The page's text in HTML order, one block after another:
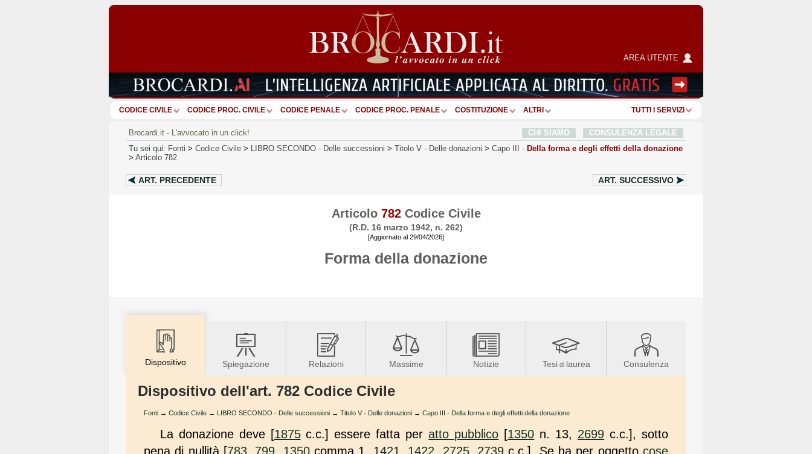
AREA UTENTE
CODICE CIVILE CODICE PROC. CIVILE CODICE PENALE CODICE PROC. PENALE COSTITUZIONE ALTRI TUTTI I SERVIZI
Brocardi.it - L'avvocato in un click! CHI SIAMO
CONSULENZA LEGALE
Tu sei qui: Fonti > Codice Civile > LIBRO SECONDO - Delle successioni > Titolo V - Delle donazioni > Capo III - Della forma e degli effetti della donazione
> Articolo 782
ART. PRECEDENTE ART. SUCCESSIVO
Articolo 782Codice Civile
(R.D. 16 marzo 1942, n. 262)
[Aggiornato al 29/04/2026]
Forma della donazione
Dispositivo Spiegazione Relazioni Massime Notizie Tesidi laurea Consulenza
Dispositivo dell'art. 782 Codice Civile
Fonti → Codice Civile → LIBRO SECONDO - Delle successioni → Titolo V - Delle donazioni → Capo III - Della forma e degli effetti della donazione
La donazione deve [1875c.c.] essere fatta peratto pubblico [1350 n. 13, 2699 c.c.], sotto
pena di nullità [783, 799, 1350comma 1, 1421, 1422, 2725, 2739c.c.]. Se ha per oggettocose